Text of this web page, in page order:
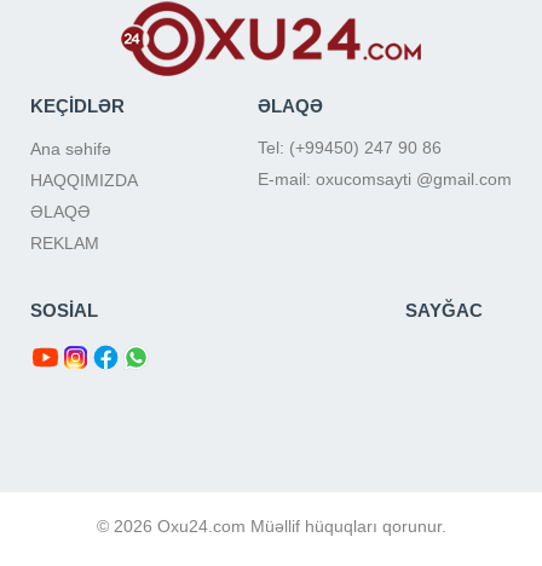
KEÇİDLƏR
Ana səhifə
HAQQIMIZDA
ƏLAQƏ
REKLAM
ƏLAQƏ
Tel: (+99450) 247 90 86
E-mail: oxucomsayti @gmail.com
SOSİAL SAYĞAC
© 2026 Oxu24.com Müəllif hüquqları qorunur.